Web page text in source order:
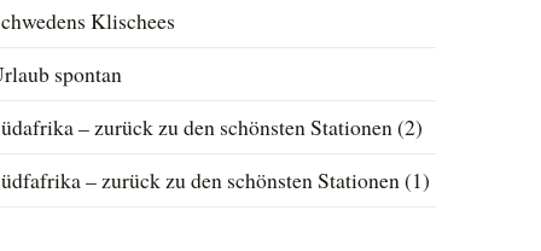
Klischees
spontan
– zurück zu den schönsten Stationen (2)
– zurück zu den schönsten Stationen (1)